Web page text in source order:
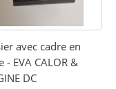
avec cadre en
- EVA CALOR &
DC